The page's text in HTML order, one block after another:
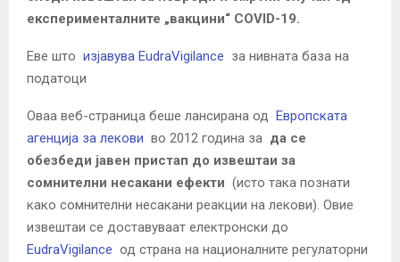
експерименталните „вакцини“ COVID-19.
Еве што изјавува EudraVigilance за нивната база на
податоци
Оваа веб-страница беше лансирана од Европската
агенција за лекови во 2012 година за да се
обезбеди јавен пристап до извештаи за
сомнителни несакани ефекти (исто така познати
како сомнителни несакани реакции на лекови). Овие
извештаи се доставуваат електронски до
EudraVigilance од страна на националните регулаторни